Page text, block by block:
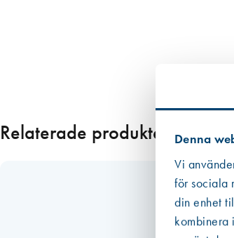
Denna
Vi
för sociala
din enhet
kombinera
d
Relaterade produkter